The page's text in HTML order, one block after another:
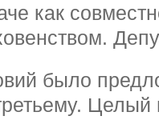
как
было
Целый